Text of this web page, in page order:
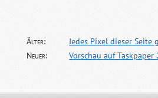
Älter:
Jedes Pixel dieser Seite
Neuer:
Vorschau auf Taskpaper